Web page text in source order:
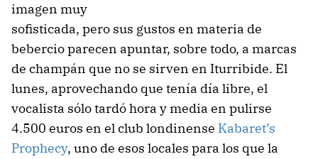
imagen muy
sofisticada, pero sus gustos en materia de
bebercio parecen apuntar, sobre todo, a marcas
de champán que no se sirven en Iturribide. El
lunes, aprovechando que tenía día libre, el
vocalista sólo tardó hora y media en pulirse
4.500 euros en el club londinense Kabaret’s
Prophecy, uno de esos locales para los que la